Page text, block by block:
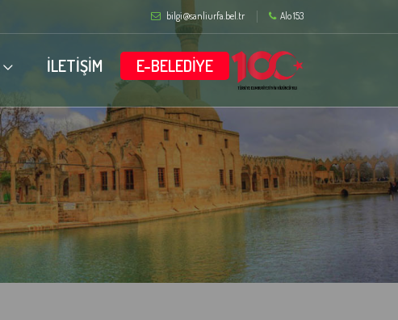
bilgi@sanliurfa.bel.tr Alo 153
İLETİŞİM E-BELEDİYE